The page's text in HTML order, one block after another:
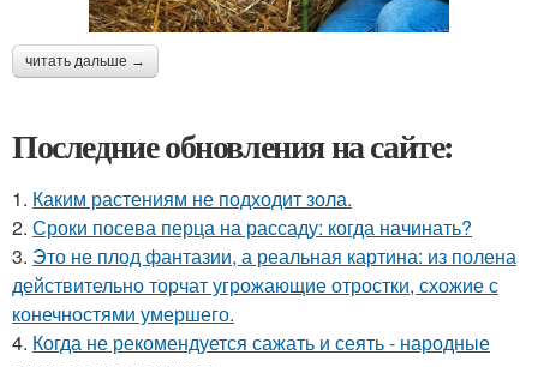
читать дальше →
Последние обновления на сайте:
1. Каким растениям не подходит зола.
2. Сроки посева перца на рассаду: когда начинать?
3. Это не плод фантазии, а реальная картина: из полена
действительно торчат угрожающие отростки, схожие с
конечностями умершего.
4. Когда не рекомендуется сажать и сеять - народные